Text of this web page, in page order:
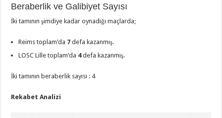
Beraberlik ve Galibiyet Sayısı
İki tamının şimdiye kadar oynadığı maçlarda;
Reims toplam’da 7 defa kazanmış.
LOSC Lille toplam’da 4defa kazanmış.
İki tamının beraberlik sayısı : 4
Rekabet Analizi